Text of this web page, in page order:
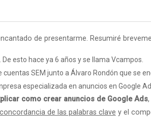
de presentarme. Resumiré
esto hace ya 6 años y se llama Vcampos.
SEM junto a Álvaro Rondón que se
especializada en anuncios en Google
como crear anuncios de Google Ads
de las palabras clave y el